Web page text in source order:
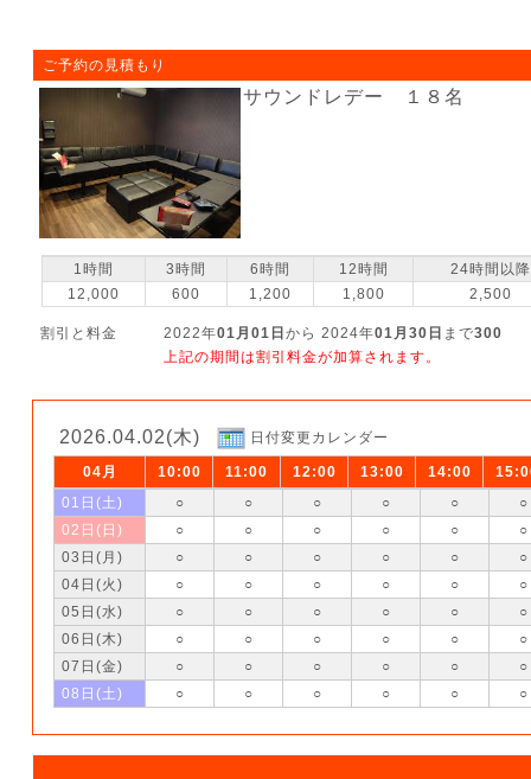
ご予約の見積もり
サウンドレデー １８名
1時間 3時間 6時間 12時間
24時間以降
12,000
600 1,200 1,800 2,500
割引と料金 2022年01月01日 から 2024年01月30日 まで300
上記の期間は割引料金が加算されます。
2026.04.02(木) 日付変更カレンダー
04月 10:00 11:00 12:00 13:00 14:00
01日(土)
○ ○ ○ ○ ○
○
02日(日)
○ ○ ○ ○ ○
○
03日(月)
○ ○ ○ ○ ○
○
04日(火)
○ ○ ○ ○ ○
○
05日(水)
○ ○ ○ ○ ○
○
06日(木)
○ ○ ○ ○ ○
○
07日(金)
○ ○ ○ ○ ○
○
08日(土)
○ ○ ○ ○ ○ ○